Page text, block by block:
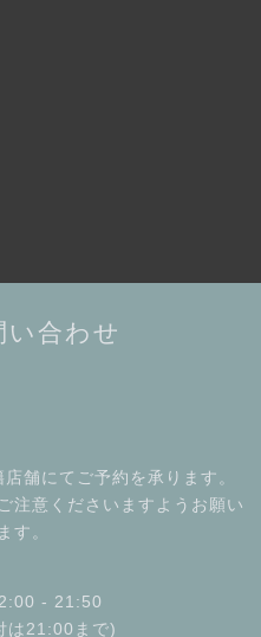
い合わせ
舗にてご予約を承ります。
注意くださいますようお願い
す。
- 21:50
は21:00まで)